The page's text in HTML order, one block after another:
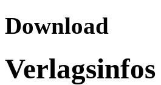
Download
Verlagsinfos